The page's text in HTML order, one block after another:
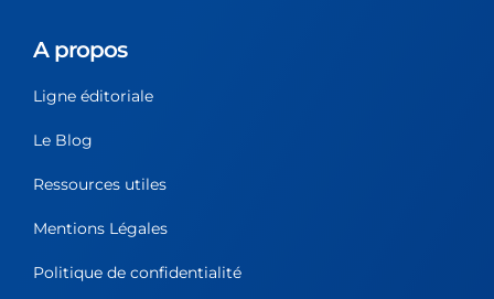
A propos
Ligne éditoriale
Le Blog
Ressources utiles
Mentions Légales
Politique de confidentialité